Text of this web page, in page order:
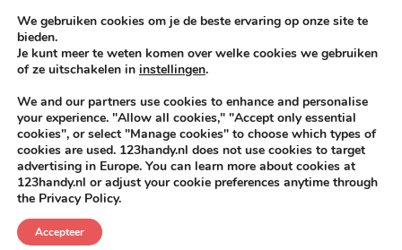
KEEP ICT CLEAN
VÓÓR MÉÉR IN EIGEN ZZPBELANG ®
Houtskool
We gebruiken cookies om je de beste ervaring op onze site te
bieden.
Je kunt meer te weten komen over welke cookies we gebruiken
of ze uitschakelen in instellingen.
We and our partners use cookies to enhance and personalise
your experience. "Allow all cookies," "Accept only essential
cookies", or select "Manage cookies" to choose which types of
cookies are used. 123handy.nl does not use cookies to target
advertising in Europe. You can learn more about cookies at
123handy.nl or adjust your cookie preferences anytime through
the Privacy Policy.
Accepteer